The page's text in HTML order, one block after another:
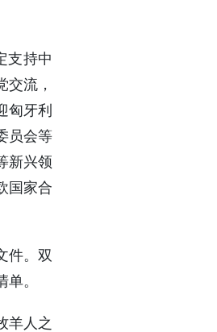
支持中
交流，
匈牙利
员会等
新兴领
国家合
件。双
。
羊人之